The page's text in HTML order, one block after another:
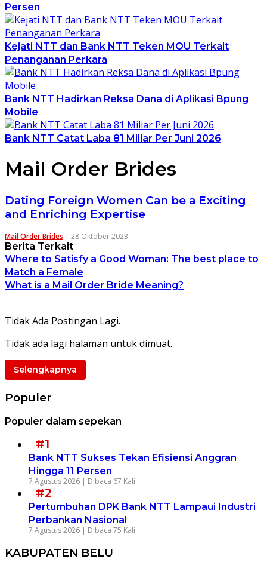
Persen
Kejati NTT dan Bank NTT Teken MOU Terkait
Penanganan Perkara
Bank NTT Hadirkan Reksa Dana di Aplikasi Bpung
Mobile
Bank NTT Catat Laba 81 Miliar Per Juni 2026
Mail Order Brides
Dating Foreign Women Can be a Exciting
and Enriching Expertise
Mail Order Brides | 28 Oktober 2023
Berita Terkait
Where to Satisfy a Good Woman: The best place to
Match a Female
What is a Mail Order Bride Meaning?
Tidak Ada Postingan Lagi.
Tidak ada lagi halaman untuk dimuat.
Selengkapnya
Populer
Populer dalam sepekan
#1
Bank NTT Sukses Tekan Efisiensi Anggran
Hingga 11 Persen
7 Agustus 2026 | Dibaca 67 Kali
#2
Pertumbuhan DPK Bank NTT Lampaui Industri
Perbankan Nasional
7 Agustus 2026 | Dibaca 75 Kali
KABUPATEN BELU